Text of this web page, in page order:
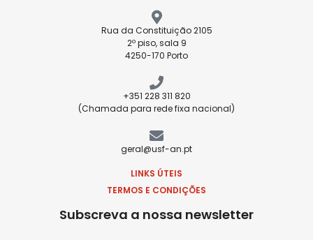
Rua da Constituição 2105
2º piso, sala 9
4250-170 Porto
+351 228 311 820
(Chamada para rede fixa nacional)
geral@usf-an.pt
LINKS ÚTEIS
TERMOS E CONDIÇÕES
Subscreva a nossa newsletter